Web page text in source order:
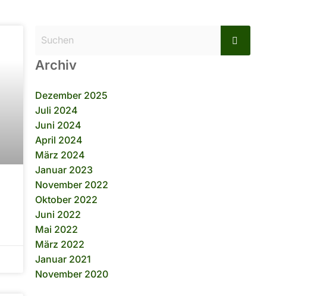
Archiv
Dezember 2025
Juli 2024
Juni 2024
April 2024
März 2024
Januar 2023
November 2022
Oktober 2022
Juni 2022
Mai 2022
März 2022
Januar 2021
November 2020